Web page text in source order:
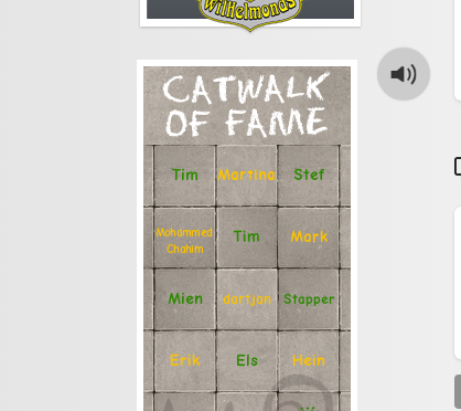
CATWALK
OF FAME
Tim Martina Stef
Mohammed
Chahim
Tim Mark
Mien dartjan Stapper
Erik Els Hein